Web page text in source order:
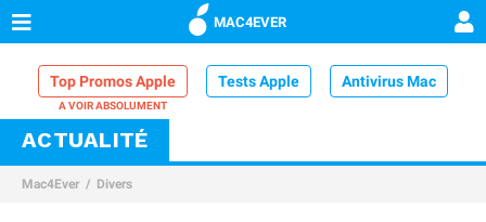
MAC4EVER
Top Promos Apple Tests Apple Antivirus Mac
VPN Mac
Comparatif iPhone
ACTUALITÉ
Mac4Ever Divers